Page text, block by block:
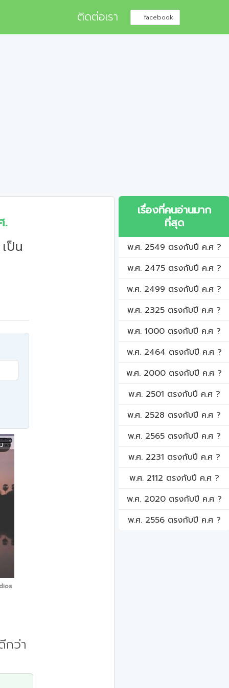
ติดต่อเรา facebook
.
ป็น
กว่า
เรื่องที่คนอ่านมาก
ที่สุด
พ.ศ. 2549 ตรงกับปี ค.ศ ?
พ.ศ. 2475 ตรงกับปี ค.ศ ?
พ.ศ. 2499 ตรงกับปี ค.ศ ?
พ.ศ. 2325 ตรงกับปี ค.ศ ?
พ.ศ. 1000 ตรงกับปี ค.ศ ?
พ.ศ. 2464 ตรงกับปี ค.ศ ?
พ.ศ. 2000 ตรงกับปี ค.ศ ?
พ.ศ. 2501 ตรงกับปี ค.ศ ?
พ.ศ. 2528 ตรงกับปี ค.ศ ?
พ.ศ. 2565 ตรงกับปี ค.ศ ?
พ.ศ. 2231 ตรงกับปี ค.ศ ?
พ.ศ. 2112 ตรงกับปี ค.ศ ?
พ.ศ. 2020 ตรงกับปี ค.ศ ?
พ.ศ. 2556 ตรงกับปี ค.ศ ?